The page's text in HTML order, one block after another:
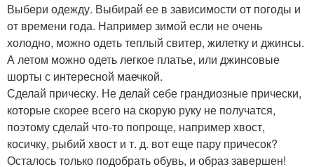
Выбери одежду. Выбирай ее в зависимости от погоды и
от времени года. Например зимой если не очень
холодно, можно одеть теплый свитер, жилетку и джинсы.
А летом можно одеть легкое платье, или джинсовые
шорты с интересной маечкой.
Сделай прическу. Не делай себе грандиозные прически,
которые скорее всего на скорую руку не получатся,
поэтому сделай что-то попроще, например хвост,
косичку, рыбий хвост и т. д. вот еще пару причесок?
Осталось только подобрать обувь, и образ завершен!